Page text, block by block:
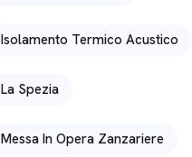
Isolamento Termico Acustico
La Spezia
Messa In Opera Zanzariere